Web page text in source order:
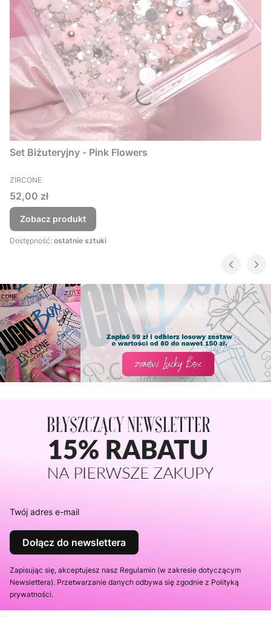
Set Biżuteryjny - Pink Flowers
PRODUCENT
ZIRCONE
Cena
52,00 zł
Zobacz produkt
Dostępność: ostatnie sztuki
Twój adres e-mail
Dołącz do newslettera
Zapisując się, akceptujesz nasz Regulamin (w zakresie dotyczącym
Newslettera). Przetwarzanie danych odbywa się zgodnie z Polityką
prywatności.